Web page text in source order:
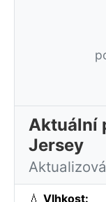
Aktuální
Jersey
💧 Vlhkost: